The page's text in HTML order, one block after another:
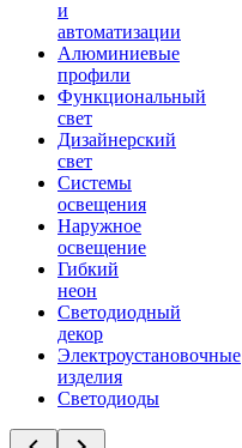
и
автоматизации
Алюминиевые
профили
Функциональный
свет
Дизайнерский
свет
Системы
освещения
Наружное
освещение
Гибкий
неон
Светодиодный
декор
Электроустановочные
изделия
Светодиоды